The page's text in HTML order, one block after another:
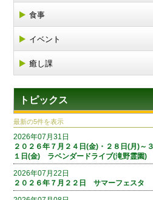
食事
イベント
癒し課
トピックス
最新の5件を表示
2026年07月31日
２０２６年７月２４日(金)・２８日(月)～３
１日(金) ラベンダードライブ(滝野霊園)
2026年07月22日
２０２６年７月２２日 サマーフェスタ